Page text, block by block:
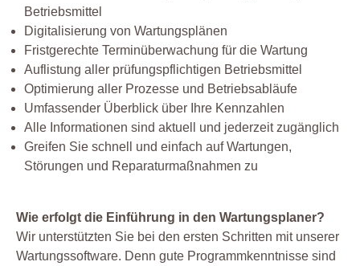
Betriebsmittel
Digitalisierung von Wartungsplänen
Fristgerechte Terminüberwachung für die Wartung
Auflistung aller prüfungspflichtigen Betriebsmittel
Optimierung aller Prozesse und Betriebsabläufe
Umfassender Überblick über Ihre Kennzahlen
Alle Informationen sind aktuell und jederzeit zugänglich
Greifen Sie schnell und einfach auf Wartungen,
Störungen und Reparaturmaßnahmen zu
Wie erfolgt die Einführung in den Wartungsplaner?
Wir unterstützten Sie bei den ersten Schritten mit unserer
Wartungssoftware. Denn gute Programmkenntnisse sind